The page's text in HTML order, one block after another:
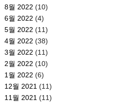
8월 2022 (10)
6월 2022 (4)
5월 2022 (11)
4월 2022 (38)
3월 2022 (11)
2월 2022 (10)
1월 2022 (6)
12월 2021 (11)
11월 2021 (11)